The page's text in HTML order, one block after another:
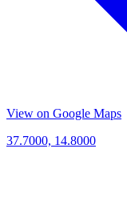
View on Google Maps
37.7000, 14.8000